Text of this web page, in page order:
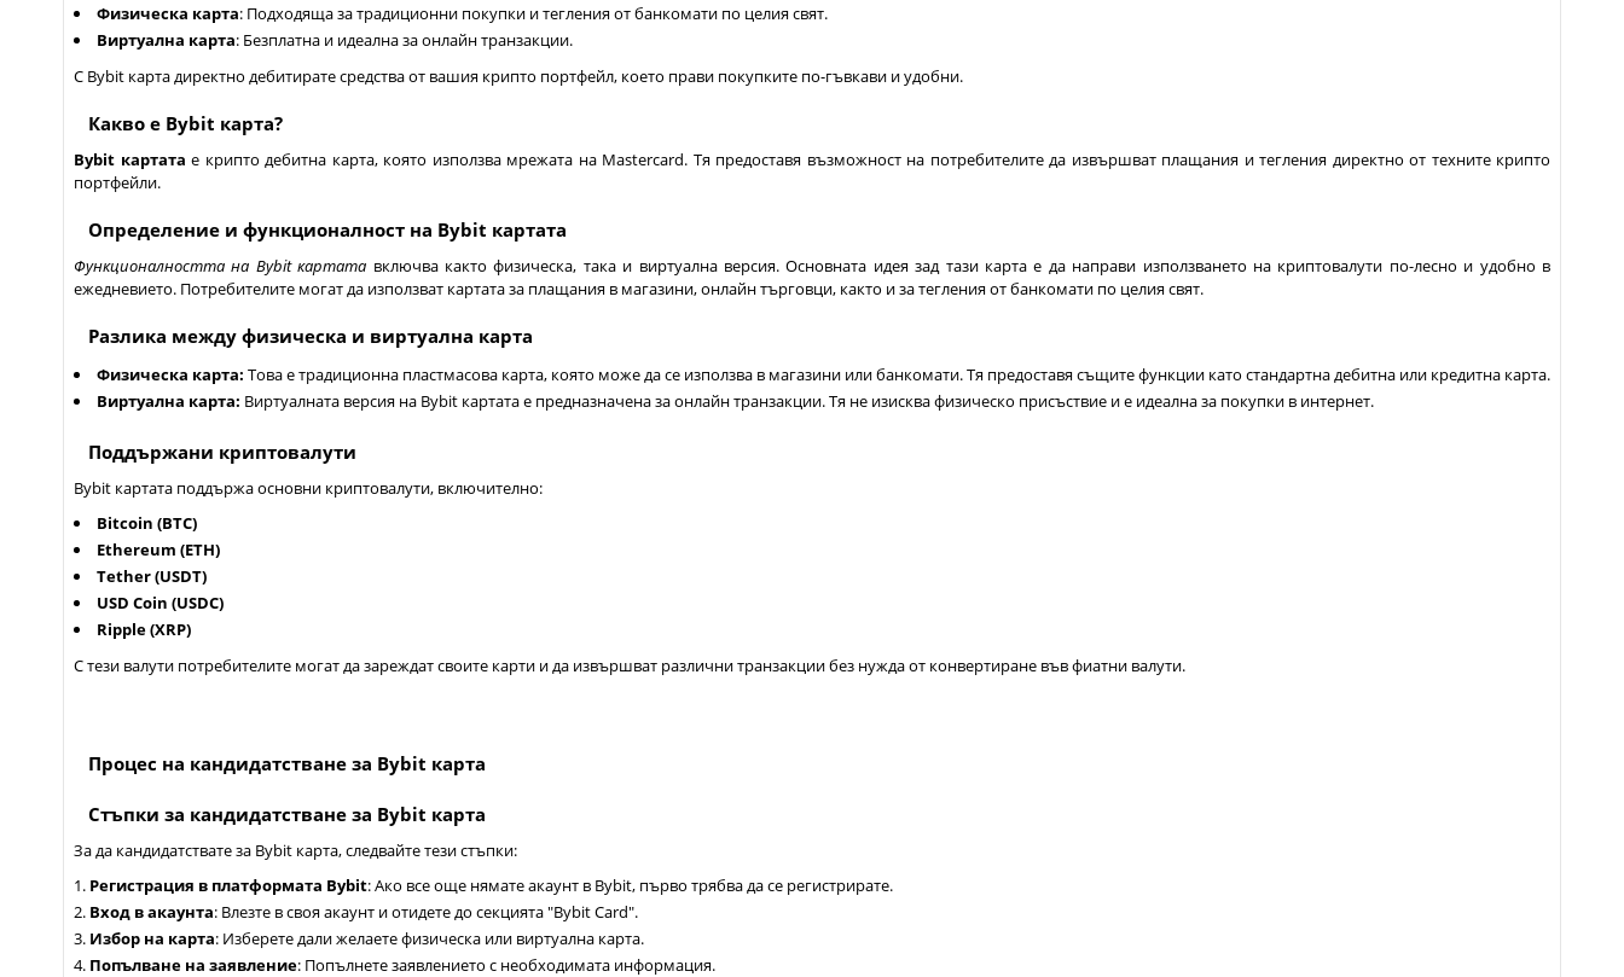
Физическа карта: Подходяща за традиционни покупки и тегления от банкомати по целия свят.
Виртуална карта: Безплатна и идеална за онлайн транзакции.
С Bybit карта директно дебитирате средства от вашия крипто портфейл, което прави покупките по-гъвкави и удобни.
Какво е Bybit карта?
Bybit картата е крипто дебитна карта, която използва мрежата на Mastercard. Тя предоставя възможност на потребителите да извършват плащания и тегления директно от техните крипто
портфейли.
Определение и функционалност на Bybit картата
Функционалността на Bybit картата включва както физическа, така и виртуална версия. Основната идея зад тази карта е да направи използването на криптовалути по-лесно и удобно в
ежедневието. Потребителите могат да използват картата за плащания в магазини, онлайн търговци, както и за тегления от банкомати по целия свят.
Разлика между физическа и виртуална карта
Физическа карта: Това е традиционна пластмасова карта, която може да се използва в магазини или банкомати. Тя предоставя същите функции като стандартна дебитна или кредитна карта.
Виртуална карта: Виртуалната версия на Bybit картата е предназначена за онлайн транзакции. Тя не изисква физическо присъствие и е идеална за покупки в интернет.
Поддържани криптовалути
Bybit картата поддържа основни криптовалути, включително:
Bitcoin (BTC)
Ethereum (ETH)
Tether (USDT)
USD Coin (USDC)
Ripple (XRP)
С тези валути потребителите могат да зареждат своите карти и да извършват различни транзакции без нужда от конвертиране във фиатни валути.
Процес на кандидатстване за Bybit карта
Стъпки за кандидатстване за Bybit карта
За да кандидатствате за Bybit карта, следвайте тези стъпки:
Регистрация в платформата Bybit: Ако все още нямате акаунт в Bybit, първо трябва да се регистрирате.
Вход в акаунта: Влезте в своя акаунт и отидете до секцията "Bybit Card".
Избор на карта: Изберете дали желаете физическа или виртуална карта.
Попълване на заявление: Попълнете заявлението с необходимата информация.